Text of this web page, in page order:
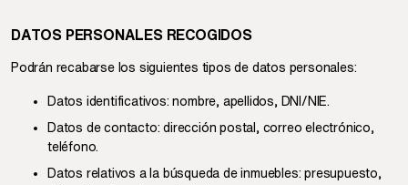
DATOS PERSONALES RECOGIDOS
Podrán recabarse los siguientes tipos de datos personales:
Datos identificativos: nombre, apellidos, DNI/NIE.
Datos de contacto: dirección postal, correo electrónico,
teléfono.
Datos relativos a la búsqueda de inmuebles: presupuesto,